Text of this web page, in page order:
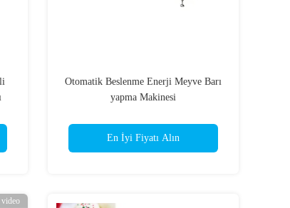
Otomatik Beslenme Enerji Meyve Barı
yapma Makinesi
En İyi Fiyatı Alın
video